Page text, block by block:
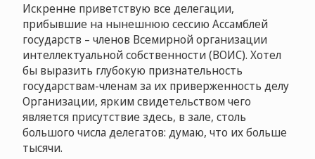
Искренне приветствую все делегации,
прибывшие на нынешнюю сессию Ассамблей
государств – членов Всемирной организации
интеллектуальной собственности (ВОИС). Хотел
бы выразить глубокую признательность
государствам-членам за их приверженность делу
Организации, ярким свидетельством чего
является присутствие здесь, в зале, столь
большого числа делегатов: думаю, что их больше
тысячи.